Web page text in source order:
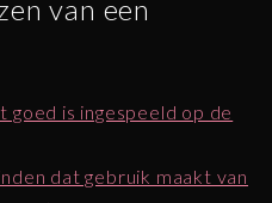
van een
is ingespeeld op de
dat gebruik maakt van